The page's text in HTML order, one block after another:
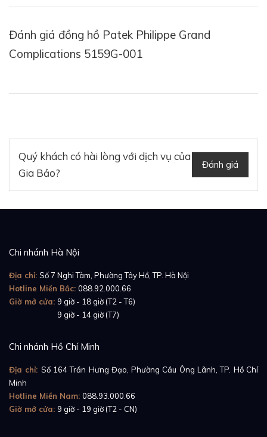
Đánh giá đồng hồ Patek Philippe Grand
Complications 5159G-001
Quý khách có hài lòng với dịch vụ của
Gia Bảo?
Đánh giá
Chi nhánh Hà Nội
Địa chỉ: Số 7 Nghi Tàm, Phường Tây Hồ, TP. Hà Nội
Hotline Miền Bắc: 088.92.000.66
Giờ mở cửa: 9 giờ - 18 giờ (T2 - T6)
9 giờ - 14 giờ (T7)
Chi nhánh Hồ Chí Minh
Địa chỉ: Số 164 Trần Hưng Đạo, Phường Cầu Ông Lãnh, TP. Hồ Chí
Minh
Hotline Miền Nam: 088.93.000.66
Giờ mở cửa: 9 giờ - 19 giờ (T2 - CN)